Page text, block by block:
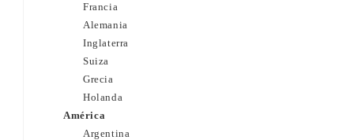
Francia
Alemania
Inglaterra
Suiza
Grecia
Holanda
América
Argentina